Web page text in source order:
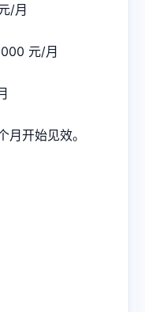
/月
元/月
开始见效。